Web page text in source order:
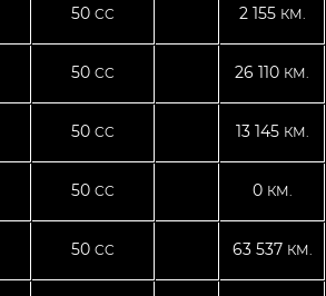
50 CC 2 155 КМ.
50 CC 26 110 КМ.
50 CC 13 145 КМ.
50 CC 0 КМ.
50 CC 63 537 КМ.